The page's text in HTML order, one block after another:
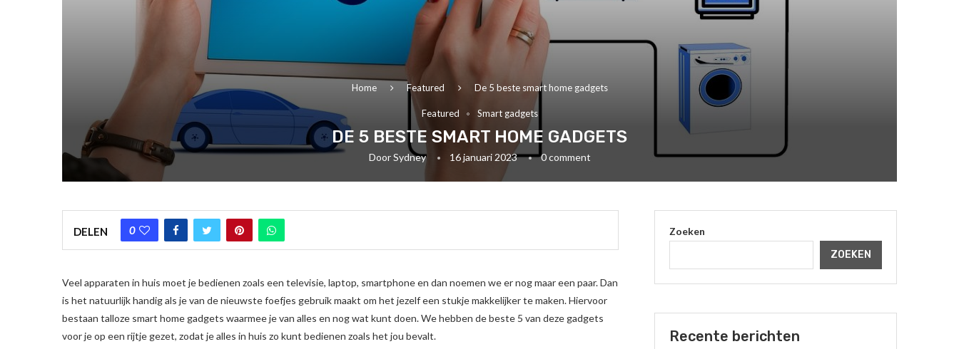
Home Featured De 5 beste smart home gadgets
Featured Smart gadgets
DE 5 BESTE SMART HOME GADGETS
DoorSydney 16 januari 2023 0 comment
DELEN 0
Veel apparaten in huis moet je bedienen zoals een televisie, laptop, smartphone en dan noemen we er nog maar een paar. Dan
is het natuurlijk handig als je van de nieuwste foefjes gebruik maakt om het jezelf een stukje makkelijker te maken. Hiervoor
bestaan talloze smart home gadgets waarmee je van alles en nog wat kunt doen. We hebben de beste 5 van deze gadgets
voor je op een rijtje gezet, zodat je alles in huis zo kunt bedienen zoals het jou bevalt.
Zoeken
ZOEKEN
Recente berichten